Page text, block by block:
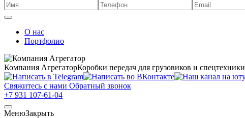
О нас
Портфолио
Компания АгрегаторКоробки передач для грузовиков и спецтехники
Свяжитесь с нами Обратный звонок
+7 931 107-61-04
МенюЗакрыть